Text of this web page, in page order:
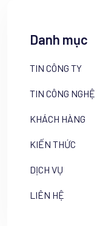
Danh mục
TIN CÔNG TY
TIN CÔNG NGHỆ
KHÁCH HÀNG
KIẾN THỨC
DỊCH VỤ
LIÊN HỆ